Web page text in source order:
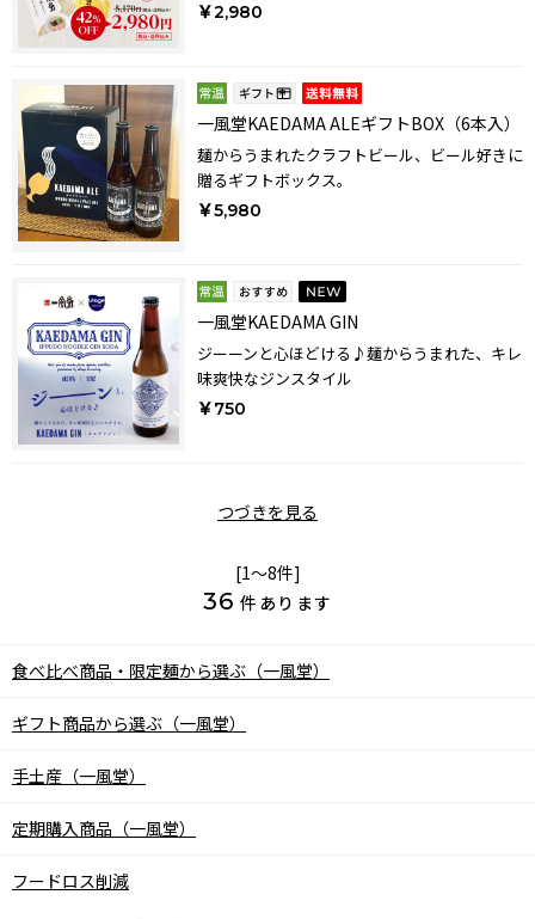
￥2,980
一風堂KAEDAMA ALEギフトBOX（6本入）
麺からうまれたクラフトビール、ビール好きに
贈るギフトボックス。
￥5,980
一風堂KAEDAMA GIN
ジーーンと心ほどける♪麺からうまれた、キレ
味爽快なジンスタイル
￥750
つづきを見る
[1～8件]
36 件あります
食べ比べ商品・限定麺から選ぶ（一風堂）
ギフト商品から選ぶ（一風堂）
手土産（一風堂）
定期購入商品（一風堂）
フードロス削減